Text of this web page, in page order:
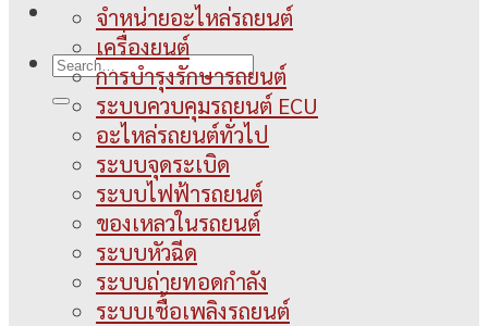
จำหน่ายอะไหล่รถยนต์
เครื่องยนต์
การบำรุงรักษารถยนต์
ระบบควบคุมรถยนต์ ECU
อะไหล่รถยนต์ทั่วไป
ระบบจุดระเบิด
ระบบไฟฟ้ารถยนต์
ของเหลวในรถยนต์
ระบบหัวฉีด
ระบบถ่ายทอดกำลัง
ระบบเชื้อเพลิงรถยนต์